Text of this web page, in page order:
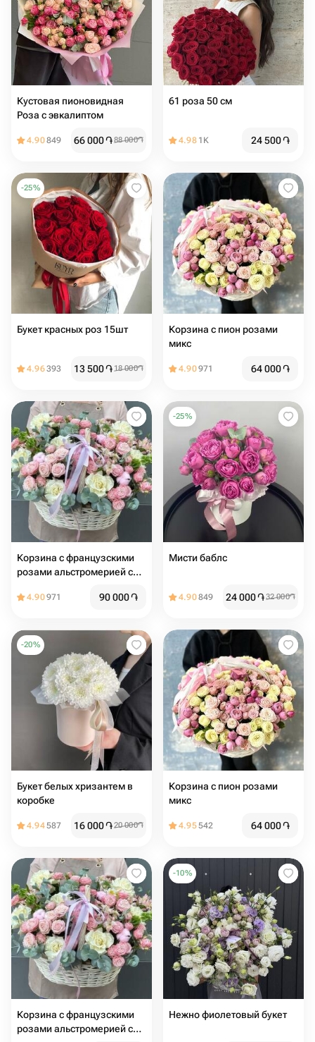
Кустовая пионовидная
Роза с эвкалиптом
4.90849 66 000֏88 000֏
61 роза 50 см
4.98 1K 24 500֏
-25%
Букет красных роз 15шт
4.96393 13 500֏18 000֏
Корзина с пион розами
микс
4.90971 64 000֏
Корзина с французскими
розами альстромерией с
розами с эвкалиптом
4.90971 90 000֏
-25%
Мисти баблс
4.90849 24 000֏32 000֏
-20%
Букет белых хризантем в
коробке
4.94587 16 000֏20 000֏
Корзина с пион розами
микс
4.95542 64 000֏
Корзина с французскими
розами альстромерией с
-10%
Нежно фиолетовый букет